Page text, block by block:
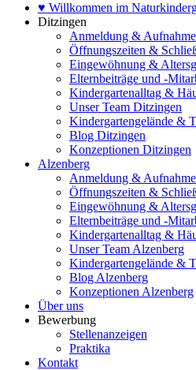
♥ Willkommen im
Ditzingen
Anmeldung & Aufnahme
Öffnungszeiten &
Eingewöhnung &
Elternbeiträge und -
Kindergartenalltag &
Unser Team Ditzingen
Kindergartengelände &
Blog Ditzingen
Konzeptionen Ditzingen
Alzenberg
Anmeldung & Aufnahme
Öffnungszeiten &
Eingewöhnung &
Elternbeiträge und -
Kindergartenalltag &
Unser Team Alzenberg
Kindergartengelände &
Blog Alzenberg
Konzeptionen Alzenberg
Über uns
Bewerbung
Stellenanzeigen
Praktika
Kontakt